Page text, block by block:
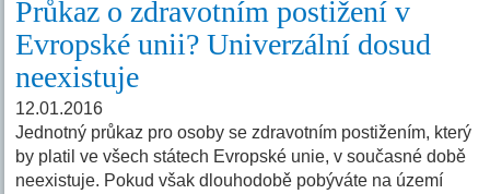
Průkaz o zdravotním postižení v
Evropské unii? Univerzální dosud
neexistuje
12.01.2016
Jednotný průkaz pro osoby se zdravotním postižením, který
by platil ve všech státech Evropské unie, v současné době
neexistuje. Pokud však dlouhodobě pobýváte na území